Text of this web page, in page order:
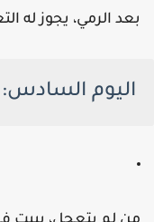
الرمي، يجوز له
اليوم السادس: